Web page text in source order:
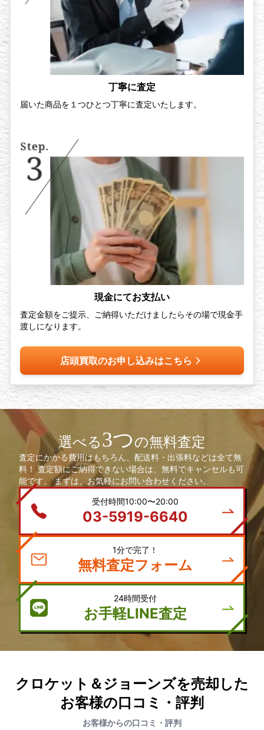
丁寧に査定
届いた商品を１つひとつ丁寧に査定いたします。
現金にてお支払い
査定金額をご提示、ご納得いただけましたらその場で現金手
渡しになります。
店頭買取のお申し込みはこちら
選べる3つの無料査定
査定にかかる費用はもちろん、配送料・出張料などは全て無
料！ 査定額にご納得できない場合は、無料でキャンセルも可
能です。 まずは、お気軽にお問い合わせください。
受付時間10:00〜20:00
03-5919-6640
1分で完了！
無料査定フォーム
24時間受付
お手軽LINE査定
クロケット＆ジョーンズを売却した
お客様の口コミ・評判
お客様からの口コミ・評判